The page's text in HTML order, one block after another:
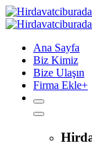
Ana Sayfa
Biz Kimiz
Bize Ulaşın
Firma Ekle+